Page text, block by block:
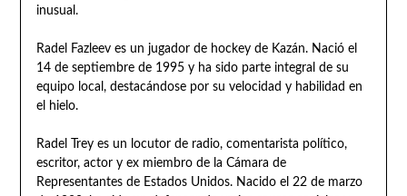
inusual.
Radel Fazleev es un jugador de hockey de Kazán. Nació el
14 de septiembre de 1995 y ha sido parte integral de su
equipo local, destacándose por su velocidad y habilidad en
el hielo.
Radel Trey es un locutor de radio, comentarista político,
escritor, actor y ex miembro de la Cámara de
Representantes de Estados Unidos. Nacido el 22 de marzo